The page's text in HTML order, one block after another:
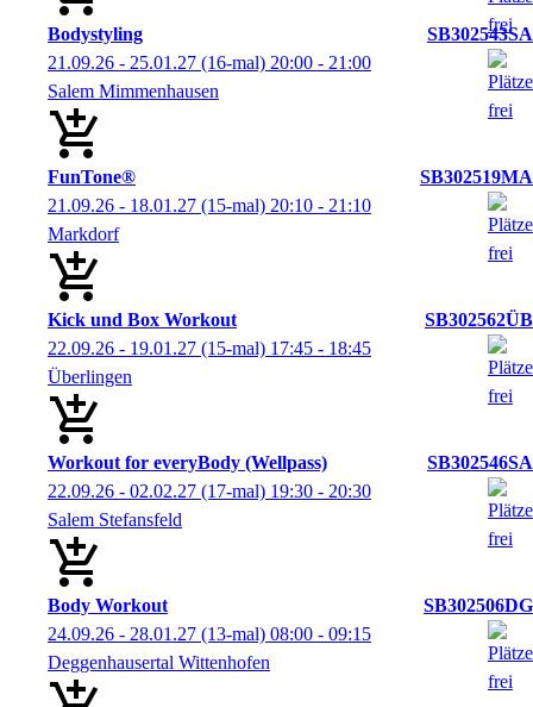
Bodystyling
SB302543SA
21.09.26 - 25.01.27 (16-mal) 20:00 - 21:00
Salem Mimmenhausen
FunTone®
SB302519MA
21.09.26 - 18.01.27 (15-mal) 20:10 - 21:10
Markdorf
Kick und Box Workout
SB302562ÜB
22.09.26 - 19.01.27 (15-mal) 17:45 - 18:45
Überlingen
Workout for everyBody (Wellpass)
SB302546SA
22.09.26 - 02.02.27 (17-mal) 19:30 - 20:30
Salem Stefansfeld
Body Workout
SB302506DG
24.09.26 - 28.01.27 (13-mal) 08:00 - 09:15
Deggenhausertal Wittenhofen